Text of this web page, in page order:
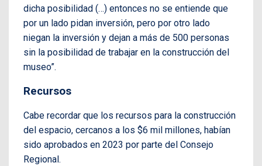
dicha posibilidad (…) entonces no se entiende que
por un lado pidan inversión, pero por otro lado
niegan la inversión y dejan a más de 500 personas
sin la posibilidad de trabajar en la construcción del
museo”.
Recursos
Cabe recordar que los recursos para la construcción
del espacio, cercanos a los $6 mil millones, habían
sido aprobados en 2023 por parte del Consejo
Regional.